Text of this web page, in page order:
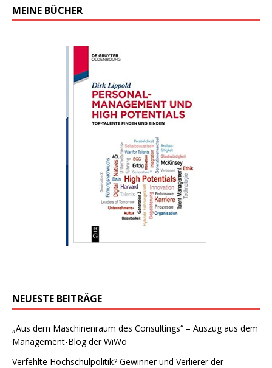
MEINE BÜCHER
NEUESTE BEITRÄGE
„Aus dem Maschinenraum des Consultings“ – Auszug aus dem
Management-Blog der WiWo
Verfehlte Hochschulpolitik? Gewinner und Verlierer der